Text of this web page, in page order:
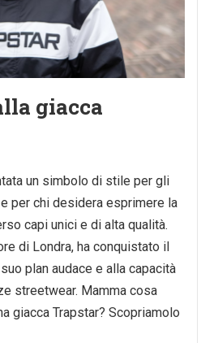
giacca
un simbolo di stile per gli
per chi desidera esprimere la
capi unici e di alta qualità.
di Londra, ha conquistato il
plan audace e alla capacità
streetwear. Mamma cosa
giacca Trapstar? Scopriamolo